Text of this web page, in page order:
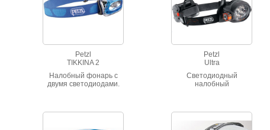
Petzl
TIKKINA 2
Налобный фонарь с
двумя светодиодами.
Petzl
Ultra
Светодиодный
налобный
часов